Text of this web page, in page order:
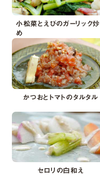
小松菜とえびのガーリック炒
め
かつおとトマトのタルタル
セロリの白和え